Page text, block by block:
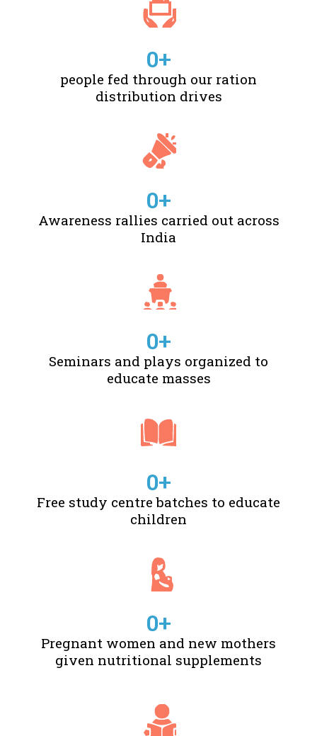
people fed through our ration
distribution drives
0+
Awareness rallies carried out across
India
0+
Seminars and plays organized to
educate masses
0+
Free study centre batches to educate
children
0+
Pregnant women and new mothers
given nutritional supplements
0+